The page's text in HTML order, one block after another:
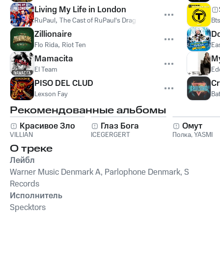
Living My Life in London
RuPaul, The Cast of RuPaul's Drag Race UK vs The World,
Zillionaire
Flo Rida, Riot Ten
Mamacita
El Team
PISO DEL CLUD
Lexson Fay
Рекомендованные альбомы
Красивое Зло
VILLIAN
Глаз Бога
ICEGERGERT
Омут
Полка,YASMI
О треке
Лейбл
Warner Music Denmark A, Parlophone Denmark, S
Records
Исполнитель
Specktors